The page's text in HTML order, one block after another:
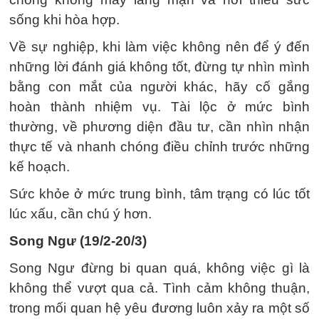
sống khi hòa hợp.
Về sự nghiệp, khi làm việc không nên để ý đến
những lời đánh giá không tốt, đừng tự nhìn mình
bằng con mắt của người khác, hãy cố gắng
hoàn thành nhiệm vụ. Tài lộc ở mức bình
thường, về phương diện đầu tư, cần nhìn nhận
thực tế và nhanh chóng điều chỉnh trước những
kế hoạch.
Sức khỏe ở mức trung bình, tâm trạng có lúc tốt
lúc xấu, cần chú ý hơn.
Song Ngư (19/2-20/3)
Song Ngư đừng bi quan quá, không việc gì là
không thể vượt qua cả. Tình cảm không thuận,
trong mối quan hệ yêu đương luôn xảy ra một số